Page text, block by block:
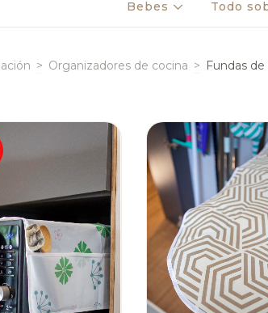
Bebes Todo
> Organizadores de cocina > Fundas